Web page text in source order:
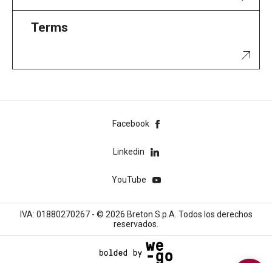
Terms
Facebook
Linkedin
YouTube
IVA: 01880270267 - © 2026 Breton S.p.A. Todos los derechos
reservados.